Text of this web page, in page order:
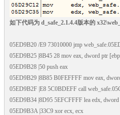
如下代码为 d_safe_2.1.4.4版本的
05ED9B20 /E9 73010000 jmp
05ED9B25 |8B45 28 mov eax, dword ptr
05ED9B28 |50 push eax
05ED9B29 |8B85 B0FEFFFF mov eax,
05ED9B2F |E8 5C0BDEFF call
05ED9B34 |8D95 5EFCFFFF lea edx,
05ED9B3A |33C9 xor ecx, ecx